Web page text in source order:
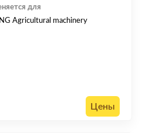
для
Agricultural machinery
Цены